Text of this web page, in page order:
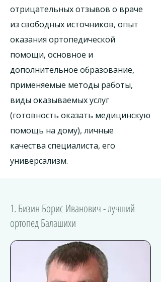
отрицательных отзывов о враче
из свободных источников, опыт
оказания ортопедической
помощи, основное и
дополнительное образование,
применяемые методы работы,
виды оказываемых услуг
(готовность оказать медицинскую
помощь на дому), личные
качества специалиста, его
универсализм.
1. Бизин Борис Иванович - лучший
ортопед Балашихи